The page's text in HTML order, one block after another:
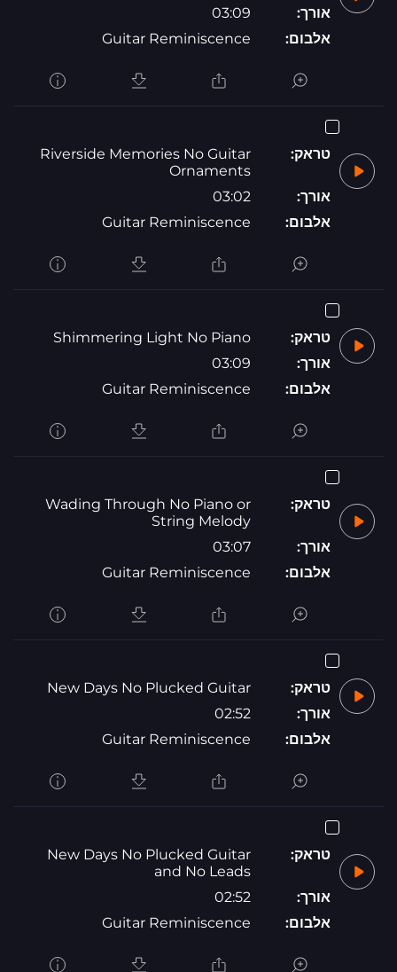
אורך:
03:09
אלבום:
Guitar Reminiscence
טראק:
Riverside Memories No Guitar
Ornaments
אורך:
03:02
אלבום:
Guitar Reminiscence
טראק:
Shimmering Light No Piano
אורך:
03:09
אלבום:
Guitar Reminiscence
טראק:
Wading Through No Piano or
String Melody
אורך:
03:07
אלבום:
Guitar Reminiscence
טראק:
New Days No Plucked Guitar
אורך:
02:52
אלבום:
Guitar Reminiscence
טראק:
New Days No Plucked Guitar
and No Leads
אורך:
02:52
אלבום:
Guitar Reminiscence